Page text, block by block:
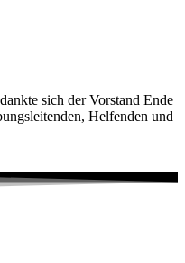
sich der Vorstand Ende
Helfenden und